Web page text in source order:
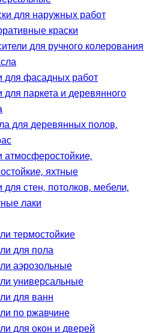
для наружных работ
краски
для ручного колерования
для фасадных работ
для паркета и деревянного
для деревянных полов,
атмосферостойкие,
яхтные
для стен, потолков, мебели,
лаки
термостойкие
для пола
аэрозольные
универсальные
для ванн
по ржавчине
для окон и дверей